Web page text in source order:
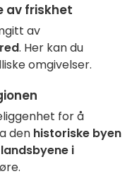
av friskhet
av
. Her kan du
omgivelser.
for å
den historiske byen
i